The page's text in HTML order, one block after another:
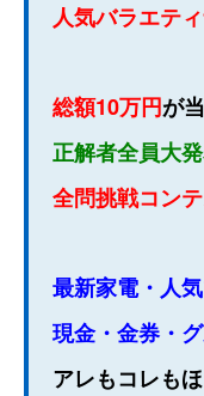
人気バラエテ
総額10万円が
正解者全員大発
全問挑戦コン
最新家電・人
現金・金券・
アレもコレも